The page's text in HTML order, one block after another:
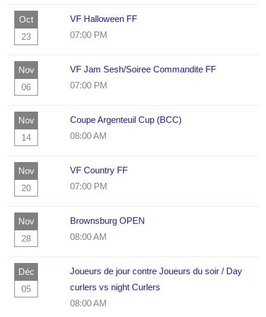
Oct
23
VF Halloween FF
07:00 PM
Nov
06
VF Jam Sesh/Soiree Commandite FF
07:00 PM
Nov
14
Coupe Argenteuil Cup (BCC)
08:00 AM
Nov
20
VF Country FF
07:00 PM
Nov
28
Brownsburg OPEN
08:00 AM
Déc
05
Joueurs de jour contre Joueurs du soir / Day
curlers vs night Curlers
08:00 AM